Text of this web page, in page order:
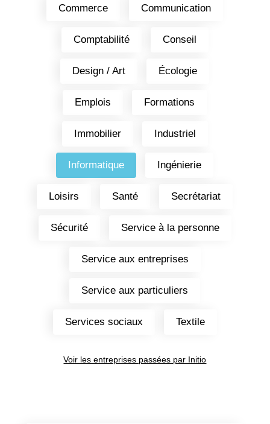
Commerce Communication
Comptabilité Conseil
Design / Art Écologie
Emplois Formations
Immobilier Industriel
Informatique Ingénierie
Loisirs Santé Secrétariat
Sécurité Service à la personne
Service aux entreprises
Service aux particuliers
Services sociaux Textile
Voir les entreprises passées par Initio